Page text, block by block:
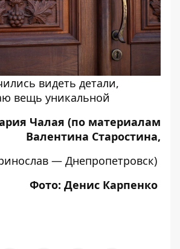
видеть детали,
вещь уникальной
Чалая (по материалам
Валентина Старостина,
— Днепропетровск)
Фото: Денис Карпенко